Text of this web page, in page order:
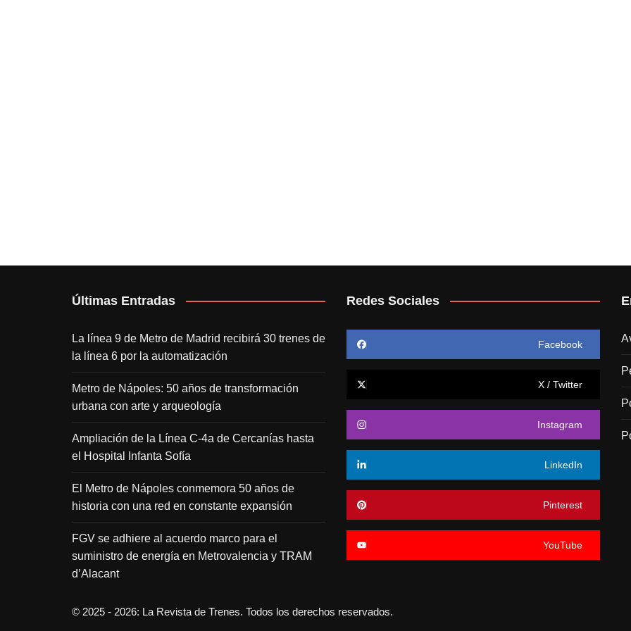
Últimas Entradas
La línea 9 de Metro de Madrid recibirá 30 trenes de
la línea 6 por la automatización
Metro de Nápoles: 50 años de transformación
urbana con arte y arqueología
Ampliación de la Línea C-4a de Cercanías hasta
el Hospital Infanta Sofía
El Metro de Nápoles conmemora 50 años de
historia con una red en constante expansión
FGV se adhiere al acuerdo marco para el
suministro de energía en Metrovalencia y TRAM
d’Alacant
Redes Sociales
Facebook
X / Twitter
Instagram
LinkedIn
Pinterest
YouTube
© 2025 - 2026: La Revista de Trenes. Todos los derechos reservados.